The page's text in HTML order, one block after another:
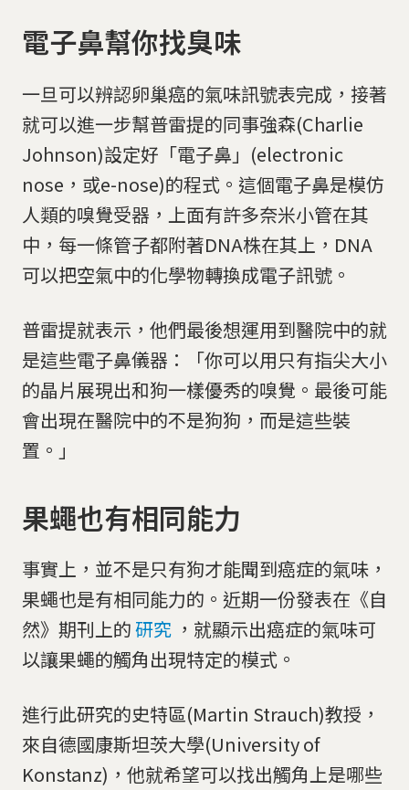
電子鼻幫你找臭味
一旦可以辨認卵巢癌的氣味訊號表完成，接著
就可以進一步幫普雷提的同事強森(Charlie
Johnson)設定好「電子鼻」(electronic
nose，或e-nose)的程式。這個電子鼻是模仿
人類的嗅覺受器，上面有許多奈米小管在其
中，每一條管子都附著DNA株在其上，DNA
可以把空氣中的化學物轉換成電子訊號。
普雷提就表示，他們最後想運用到醫院中的就
是這些電子鼻儀器：「你可以用只有指尖大小
的晶片展現出和狗一樣優秀的嗅覺。最後可能
會出現在醫院中的不是狗狗，而是這些裝
置。」
果蠅也有相同能力
事實上，並不是只有狗才能聞到癌症的氣味，
果蠅也是有相同能力的。近期一份發表在《自
然》期刊上的研究 ，就顯示出癌症的氣味可
以讓果蠅的觸角出現特定的模式。
進行此研究的史特區(Martin Strauch)教授，
來自德國康斯坦茨大學(University of
Konstanz)，他就希望可以找出觸角上是哪些